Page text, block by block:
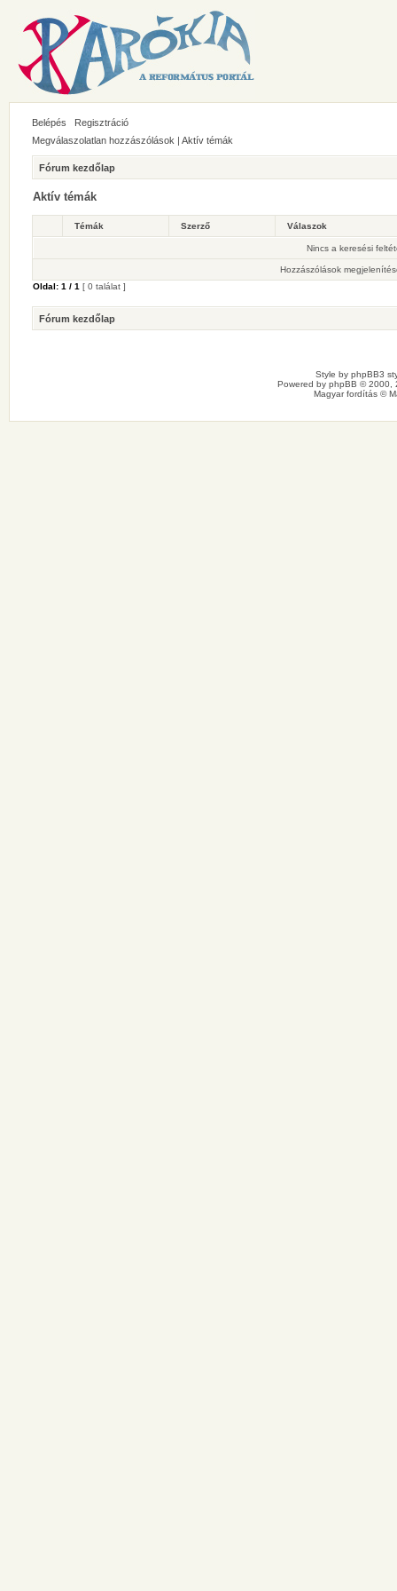
Belépés
Regisztráció
Megválaszolatlan hozzászólások | Aktív témák
Fórum kezdőlap
Aktív témák
Témák Szerző Válaszok
Nincs a keresési
Hozzászólások
Oldal: 1 / 1 [ 0 találat ]
Fórum kezdőlap
Style by phpBB3
Powered by phpBB © 2000,
Magyar fordítás ©